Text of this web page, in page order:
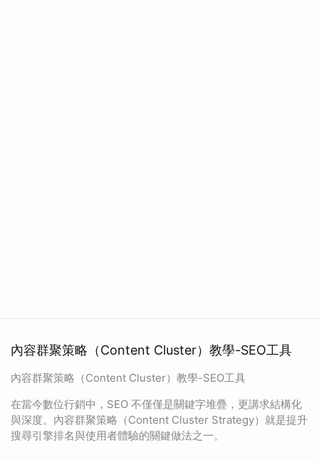
內容群聚策略（Content Cluster）教學-SEO工具
內容群聚策略（Content Cluster）教學-SEO工具
在當今數位行銷中，SEO 不僅僅是關鍵字堆疊，更講求結構化
與深度。內容群聚策略（Content Cluster Strategy）就是提升
搜尋引擎排名與使用者體驗的關鍵做法之一。